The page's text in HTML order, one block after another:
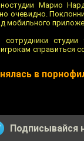
Марио
очевидно.
мобильного
справиться
в
Подписывайся